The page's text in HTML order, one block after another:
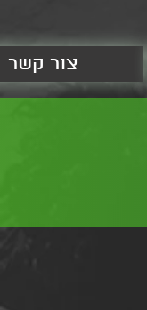
צור קשר